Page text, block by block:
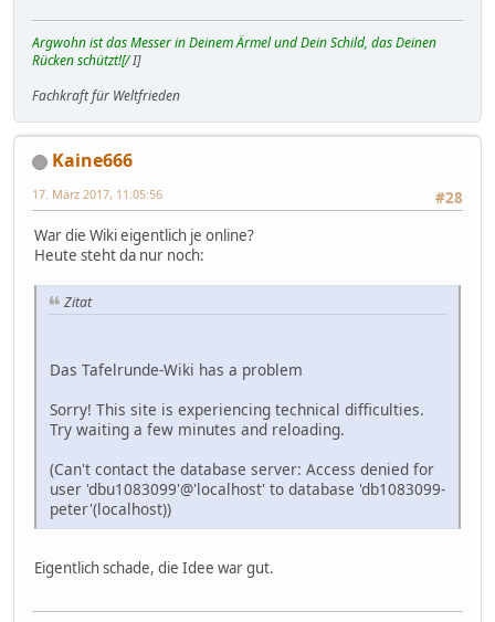
Argwohn ist das Messer in Deinem Ärmel und Dein Schild, das Deinen
Rücken schützt![/I]
Fachkraft für Weltfrieden
Kaine666
#28
17. März 2017, 11:05:56
War die Wiki eigentlich je online?
Heute steht da nur noch:
Zitat
Das Tafelrunde-Wiki has a problem
Sorry! This site is experiencing technical difficulties.
Try waiting a few minutes and reloading.
(Can't contact the database server: Access denied for
user 'dbu1083099'@'localhost' to database 'db1083099-
peter'(localhost))
Eigentlich schade, die Idee war gut.